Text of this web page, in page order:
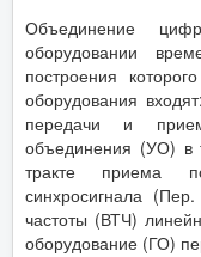
Объединение
оборудовании
построения
оборудования
передачи и
объединения (УО) в
тракте приема
синхросигнала
частоты (ВТЧ)
оборудование (ГО)